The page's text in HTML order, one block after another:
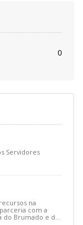
0
Servidores
na
com a
do Brumado e dá